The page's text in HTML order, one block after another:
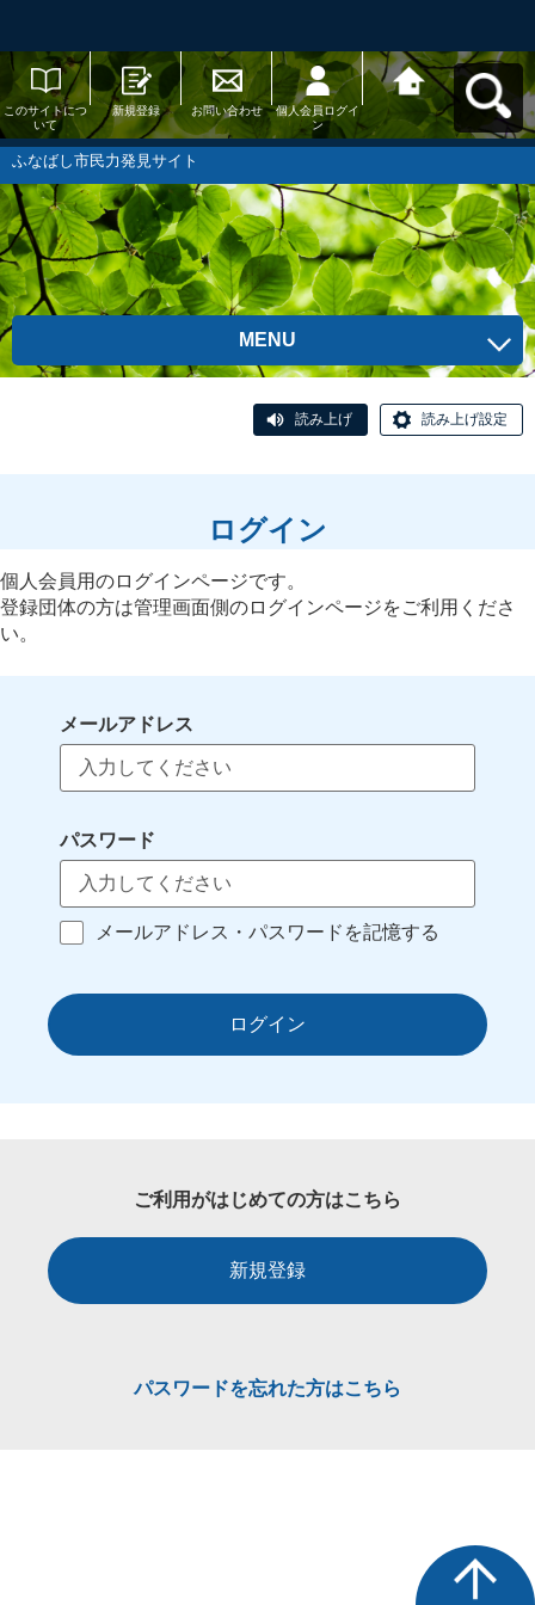
このサイトにつ
いて
新規登録 お問い合わせ
個人会員ログイ
ン
ふなばし市民力
発見サイトへ戻
る
ふなばし市民力発見サイト
MENU
読み上げ 読み上げ設定
ログイン
個人会員用のログインページです。
登録団体の方は管理画面側のログインページをご利用くださ
い。
メールアドレス
パスワード
メールアドレス・パスワードを記憶する
ログイン
ご利用がはじめての方はこちら
新規登録
パスワードを忘れた方はこちら